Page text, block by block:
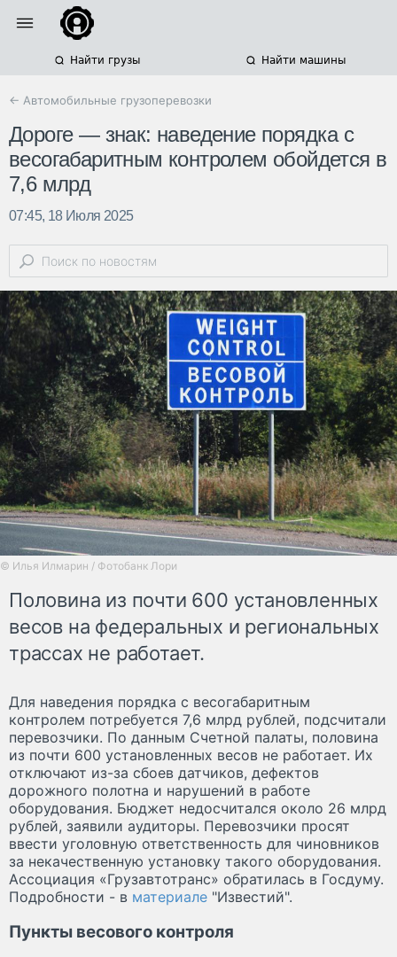
Найти грузы Найти машины
← Автомобильные грузоперевозки
Дороге — знак: наведение порядка с
весогабаритным контролем обойдется в
7,6 млрд
07:45, 18 Июля 2025
© Илья Илмарин / Фотобанк Лори
Половина из почти 600 установленных
весов на федеральных и региональных
трассах не работает.
Для наведения порядка с весогабаритным
контролем потребуется 7,6 млрд рублей, подсчитали
перевозчики. По данным Счетной палаты, половина
из почти 600 установленных весов не работает. Их
отключают из-за сбоев датчиков, дефектов
дорожного полотна и нарушений в работе
оборудования. Бюджет недосчитался около 26 млрд
рублей, заявили аудиторы. Перевозчики просят
ввести уголовную ответственность для чиновников
за некачественную установку такого оборудования.
Ассоциация «Грузавтотранс» обратилась в Госдуму.
Подробности - в материале "Известий".
Пункты весового контроля